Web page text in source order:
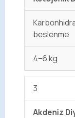
beslenme
4–6 kg
3
Akdeniz